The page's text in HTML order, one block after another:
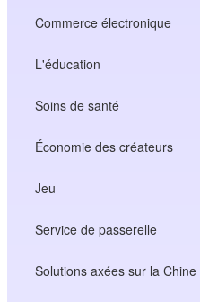
Commerce électronique
L'éducation
Soins de santé
Économie des créateurs
Jeu
Service de passerelle
Solutions axées sur la Chine